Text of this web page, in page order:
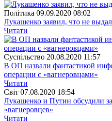
Полiтика 09.09.2020 08:02
Лукашенко заявил, что не
Читати
Суспiльство 20.08.2020 11:57
В ОП назвали фантастикой
операции с «вагнеровцами»
Читати
Свiт 07.08.2020 18:54
Лукашенко и Путин обсудили
«вагнеровцев»
Читати